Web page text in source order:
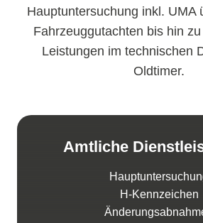
Hauptuntersuchung inkl. UMA
Fahrzeuggutachten bis hin
Leistungen im technischen
Oldtimer.
Amtliche
H-Kennzeichen